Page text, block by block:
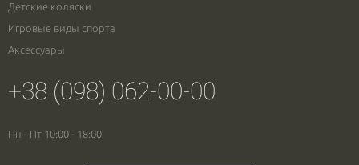
Детские коляски
Игровые виды спорта
Аксессуары
+38 (098) 062-00-00
Пн - Пт 10:00 - 18:00